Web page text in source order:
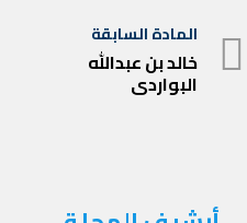
تصفّح
المقالات
المادة السابقة
المادة
السابقة
خالد بن عبدالله
البواردي